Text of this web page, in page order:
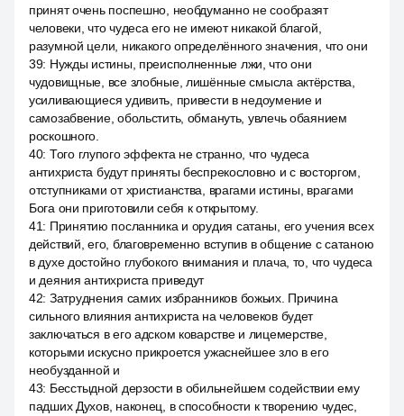
принят очень поспешно, необдуманно не сообразят
человеки, что чудеса его не имеют никакой благой,
разумной цели, никакого определённого значения, что они
39: Нужды истины, преисполненные лжи, что они
чудовищные, все злобные, лишённые смысла актёрства,
усиливающиеся удивить, привести в недоумение и
самозабвение, обольстить, обмануть, увлечь обаянием
роскошного.
40: Того глупого эффекта не странно, что чудеса
антихриста будут приняты беспрекословно и с восторгом,
отступниками от христианства, врагами истины, врагами
Бога они приготовили себя к открытому.
41: Принятию посланника и орудия сатаны, его учения всех
действий, его, благовременно вступив в общение с сатаною
в духе достойно глубокого внимания и плача, то, что чудеса
и деяния антихриста приведут
42: Затруднения самих избранников божьих. Причина
сильного влияния антихриста на человеков будет
заключаться в его адском коварстве и лицемерстве,
которыми искусно прикроется ужаснейшее зло в его
необузданной и
43: Бесстыдной дерзости в обильнейшем содействии ему
падших Духов, наконец, в способности к творению чудес,